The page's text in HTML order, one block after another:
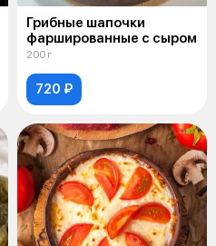
Грибные шапочки
фаршированные с сыром
200 г
720 ₽